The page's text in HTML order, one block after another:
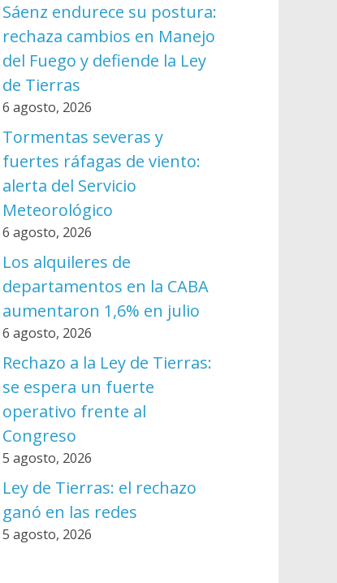
Sáenz endurece su postura:
rechaza cambios en Manejo
del Fuego y defiende la Ley
de Tierras
6 agosto, 2026
Tormentas severas y
fuertes ráfagas de viento:
alerta del Servicio
Meteorológico
6 agosto, 2026
Los alquileres de
departamentos en la CABA
aumentaron 1,6% en julio
6 agosto, 2026
Rechazo a la Ley de Tierras:
se espera un fuerte
operativo frente al
Congreso
5 agosto, 2026
Ley de Tierras: el rechazo
ganó en las redes
5 agosto, 2026